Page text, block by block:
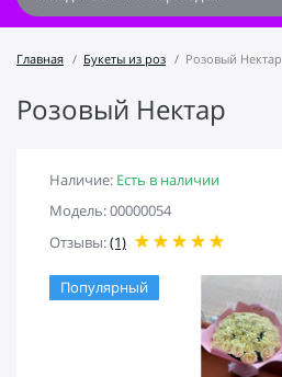
Главная Букеты из роз Розовый Нектар
Розовый Нектар
Наличие: Есть в наличии
Модель: 00000054
Отзывы:(1)
Популярный